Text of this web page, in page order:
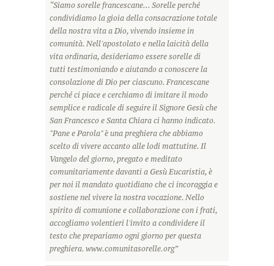
“Siamo sorelle francescane... Sorelle perché
condividiamo la gioia della consacrazione totale
della nostra vita a Dio, vivendo insieme in
comunità. Nell'apostolato e nella laicità della
vita ordinaria, desideriamo essere sorelle di
tutti testimoniando e aiutando a conoscere la
consolazione di Dio per ciascuno. Francescane
perché ci piace e cerchiamo di imitare il modo
semplice e radicale di seguire il Signore Gesù che
San Francesco e Santa Chiara ci hanno indicato.
"Pane e Parola" è una preghiera che abbiamo
scelto di vivere accanto alle lodi mattutine. Il
Vangelo del giorno, pregato e meditato
comunitariamente davanti a Gesù Eucaristia, è
per noi il mandato quotidiano che ci incoraggia e
sostiene nel vivere la nostra vocazione. Nello
spirito di comunione e collaborazione con i frati,
accogliamo volentieri l'invito a condividere il
testo che prepariamo ogni giorno per questa
preghiera. www.comunitasorelle.org”